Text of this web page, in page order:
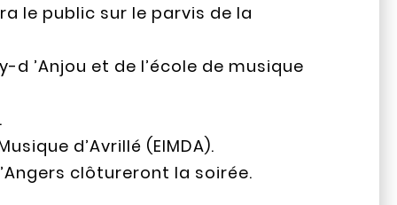
le public sur le parvis de la
d ’Anjou et de l’école de musique
d’Avrillé (EIMDA).
clôtureront la soirée.